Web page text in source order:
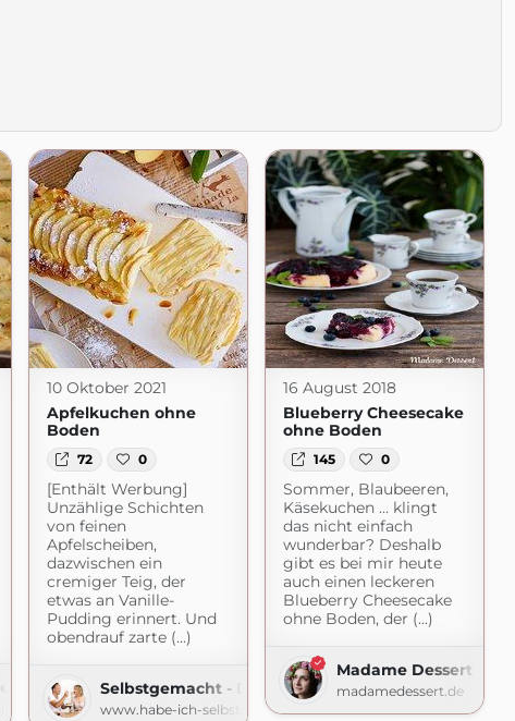
(Mini-)Küche
10 Oktober 2021
Apfelkuchen ohne
Boden
72 0
[Enthält Werbung]
Unzählige Schichten
von feinen
Apfelscheiben,
dazwischen ein
cremiger Teig, der
etwas an Vanille-
Pudding erinnert. Und
obendrauf zarte (...)
Selbstgemacht - Der Foodblog
www.habe-ich-selbstgemacht.de
16 August 2018
Blueberry Cheesecake
ohne Boden
145 0
Sommer, Blaubeeren,
Käsekuchen … klingt
das nicht einfach
wunderbar? Deshalb
gibt es bei mir heute
auch einen leckeren
Blueberry Cheesecake
ohne Boden, der (...)
Madame Dessert
madamedessert.de